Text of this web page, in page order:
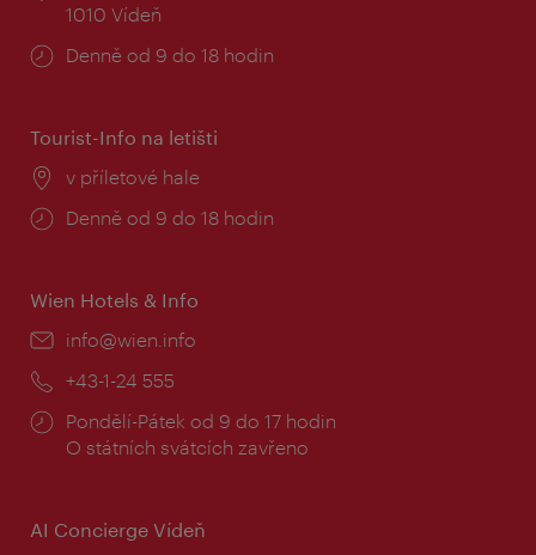
1010 Vídeň
Provozní
Denně od 9 do 18 hodin
Tourist-Info na letišti
Místo:
v příletové hale
Provozní
Denně od 9 do 18 hodin
Wien Hotels & Info
E-
info@wien.info
Telefon:
+43-1-24 555
Provozní
doba:
Pondělí-Pátek od 9 do 17 hodin
O státních svátcích zavřeno
AI Concierge Vídeň